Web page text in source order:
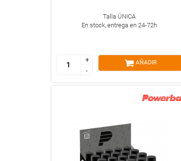
Talla ÚNICA
En stock, entrega en 24-72h
+
-
+
-
AÑADIR